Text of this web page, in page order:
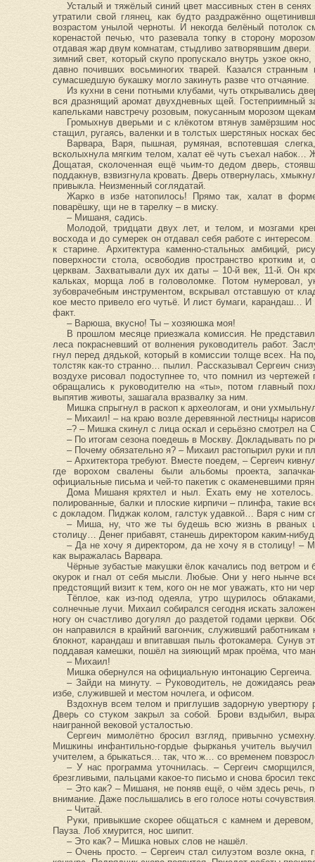
Усталый и тяжёлый синий цвет массивных стен в
утратили свой глянец, как будто раздражённо
возрастом унылой черноты. И некогда белёный потолок
коренастой печью, что разевала топку в сторону
отдавая жар двум комнатам, стыдливо затворявшим
зимний свет, который скупо пропускало внутрь узкое
давно почивших восьминогих тварей. Казался
сумасшедшую букашку могло закинуть разве что отчаяние.
Из кухни в сени потными клубами, чуть открывались
вся дразнящий аромат двухдневных щей. Гостеприимный
капельками навстречу розовым, покусанным морозом
Громыхнув дверьми и с клёкотом втянув замёрзшим
стащил, ругаясь, валенки и в толстых шерстяных носках
Варвара, Варя, пышная, румяная, вспотевшая
всколыхнула мягким телом, халат её чуть съехал набок…
Дощатая, сколоченная ещё чьим-то дедом дверь,
поддакнув, взвизгнула кровать. Дверь отвернулась,
привыкла. Неизменный соглядатай.
Жарко в избе натопилось! Прямо так, халат в
поварёшку, щи не в тарелку – в миску.
– Мишаня, садись.
Молодой, тридцати двух лет, и телом, и мозгами
восхода и до сумерек он отдавал себя работе с
к старине. Архитектура каменно-стальных амбиций,
поверхности стола, освободив пространство кротким
церквам. Захватывали дух их даты – 10-й век, 11-й. Он
кальках, морща лоб в головоломке. Потом нумеровал,
зубоврачебным инструментом, вскрывал отставшую от
кое место привело его чутьё. И лист бумаги, карандаш…
факт.
– Варюша, вкусно! Ты – хозяюшка моя!
В прошлом месяце приезжала комиссия. Не
леса покрасневший от волнения руководитель работ.
гнул перед дядькой, который в комиссии толще всех. На
толстяк как-то странно… пылил. Рассказывал Сергеич
воздухе рисовал подоступнее то, что помнил из
обращались к руководителю на «ты», потом главный
выпятив животы, зашагала вразвалку за ним.
Мишка спрыгнул в раскоп к археологам, и они
– Михаил! – на краю возле деревянной лестницы
–? – Мишка скинул с лица оскал и серьёзно смотрел на
– По итогам сезона поедешь в Москву. Докладывать по
– Почему обязательно я? – Михаил растопырил руки и
– Архитектора требуют. Вместе поедем, – Сергеич
где ворохом свалены были альбомы проекта,
официальные письма и чей-то пакетик с окаменевшими
Дома Мишаня кряхтел и ныл. Ехать ему не
полированные, балки и плоские кирпичи – плинфа, такие
с докладом. Пиджак колом, галстук удавкой… Варя с ним
– Миша, ну, что же ты будешь всю жизнь в рваных
столицу… Денег прибавят, станешь директором каким-
– Да не хочу я директором, да не хочу я в столицу! –
как выражалась Варвара.
Чёрные зубастые макушки ёлок качались под ветром
окурок и гнал от себя мысли. Любые. Они у него нынче
предстоящий визит к тем, кого он не мог уважать, кто ни
Тёплое, как из-под одеяла, утро щурилось
солнечные лучи. Михаил собирался сегодня искать
ногу он счастливо догулял до раздетой годами церкви.
он направился в крайний вагончик, служивший
блокнот, карандаш и впитавшая пыль фотокамера. Сунув
поддавая камешки, пошёл на зияющий мрак проёма, что
– Михаил!
Мишка обернулся на официальную интонацию Сергеича.
– Зайди на минуту. – Руководитель, не дожидаясь
избе, служившей и местом ночлега, и офисом.
Вздохнув всем телом и приглушив задорную увертюру
Дверь со стуком закрыл за собой. Брови вздыбил,
наигранной вековой усталостью.
Сергеич мимолётно бросил взгляд, привычно
Мишкины инфантильно-гордые фырканья учитель
учителем, а брыкаться… так, что ж… со временем
– У нас программа уточнилась. – Сергеич
брезгливыми, пальцами какое-то письмо и снова бросил
– Это как? – Мишаня, не поняв ещё, о чём здесь речь,
внимание. Даже послышались в его голосе ноты
– Читай.
Руки, привыкшие скорее общаться с камнем и
Пауза. Лоб хмурится, нос шипит.
– Это как? – Мишка новых слов не нашёл.
– Очень просто. – Сергеич стал силуэтом возле окна,